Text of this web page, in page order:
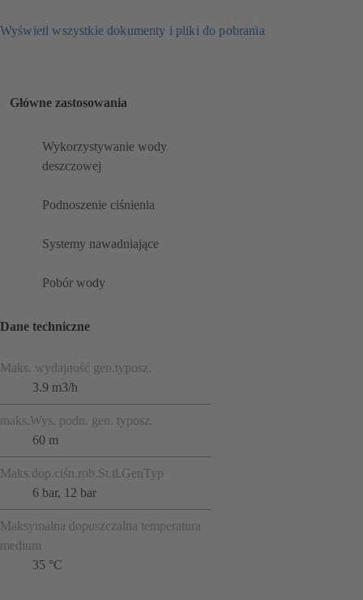
Wyświetl wszystkie dokumenty i pliki do pobrania
Główne zastosowania
Wykorzystywanie wody
deszczowej
Podnoszenie ciśnienia
Systemy nawadniające
Pobór wody
Dane techniczne
Maks. wydajność gen.typosz.
3.9 m3/h
maks.Wys. podn. gen. typosz.
60 m
Maks.dop.ciśn.rob.St.tł.GenTyp
6 bar, 12 bar
Maksymalna dopuszczalna temperatura
medium
35 °C